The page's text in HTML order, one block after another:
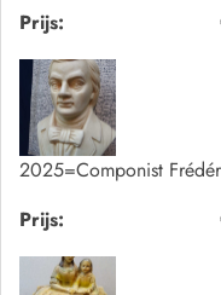
Prijs:
2025=Componist
Prijs: